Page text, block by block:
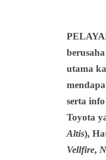
utama
serta
Toyota
Altis),
Vellfire,